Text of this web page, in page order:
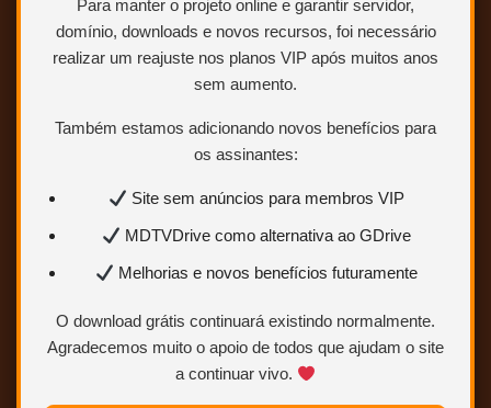
Para manter o projeto online e garantir servidor,
domínio, downloads e novos recursos, foi necessário
realizar um reajuste nos planos VIP após muitos anos
sem aumento.
Também estamos adicionando novos benefícios para
os assinantes:
Site sem anúncios para membros VIP
MDTVDrive como alternativa ao GDrive
Melhorias e novos benefícios futuramente
O download grátis continuará existindo normalmente.
Agradecemos muito o apoio de todos que ajudam o site
a continuar vivo.
DVDRip
Opção 2:MEGA
Opção 3: 1Fichier
Opção 4:UsersDrive